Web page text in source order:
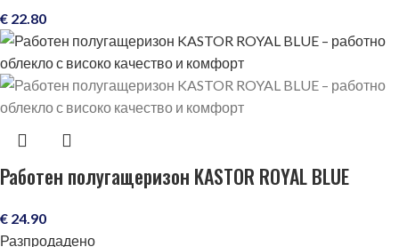
€ 22.80
Работен полугащеризон KASTOR ROYAL BLUE
€ 24.90
Разпродадено